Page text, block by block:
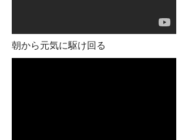
朝から元気に駆け回る